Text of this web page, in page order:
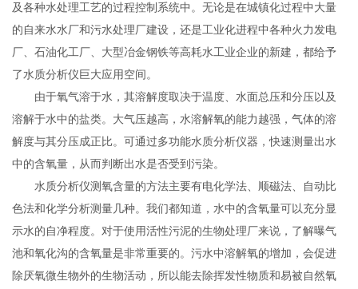
及各种水处理工艺的过程控制系统中。无论是在城镇化过程中大量
的自来水水厂和污水处理厂建设，还是工业化进程中各种火力发电
厂、石油化工厂、大型冶金钢铁等高耗水工业企业的新建，都给予
了水质分析仪巨大应用空间。
由于氧气溶于水，其溶解度取决于温度、水面总压和分压以及
溶解于水中的盐类。大气压越高，水溶解氧的能力越强，气体的溶
解度与其分压成正比。可通过多功能水质分析仪器，快速测量出水
中的含氧量，从而判断出水是否受到污染。
水质分析仪测氧含量的方法主要有电化学法、顺磁法、自动比
色法和化学分析测量几种。我们都知道，水中的含氧量可以充分显
示水的自净程度。对于使用活性污泥的生物处理厂来说，了解曝气
池和氧化沟的含氧量是非常重要的。污水中溶解氧的增加，会促进
除厌氧微生物外的生物活动，所以能去除挥发性物质和易被自然氧